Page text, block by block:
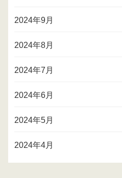
2024年9月
2024年8月
2024年7月
2024年6月
2024年5月
2024年4月